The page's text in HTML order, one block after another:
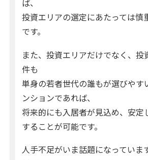
ば、
投資エリアの選定にあたっては慎
です。
また、投資エリアだけでなく、投
件も
単身の若者世代の誰もが選びやす
ンションであれば、
将来的にも入居者が見込め、安定
することが可能です。
人手不足がいま話題になっていま